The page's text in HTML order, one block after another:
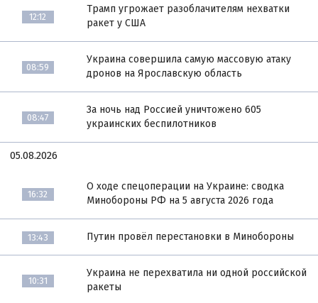
12:12
Трамп угрожает разоблачителям нехватки
ракет у США
08:59
Украина совершила самую массовую атаку
дронов на Ярославскую область
08:47
За ночь над Россией уничтожено 605
украинских беспилотников
05.08.2026
16:32
О ходе спецоперации на Украине: сводка
Минобороны РФ на 5 августа 2026 года
13:43 Путин провёл перестановки в Минобороны
10:31
Украина не перехватила ни одной российской
ракеты